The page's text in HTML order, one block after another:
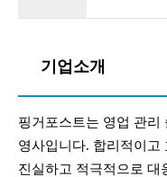
기업소개
핑거포스트는 영업 관리
영사입니다. 합리적이고
진실하고 적극적으로 대